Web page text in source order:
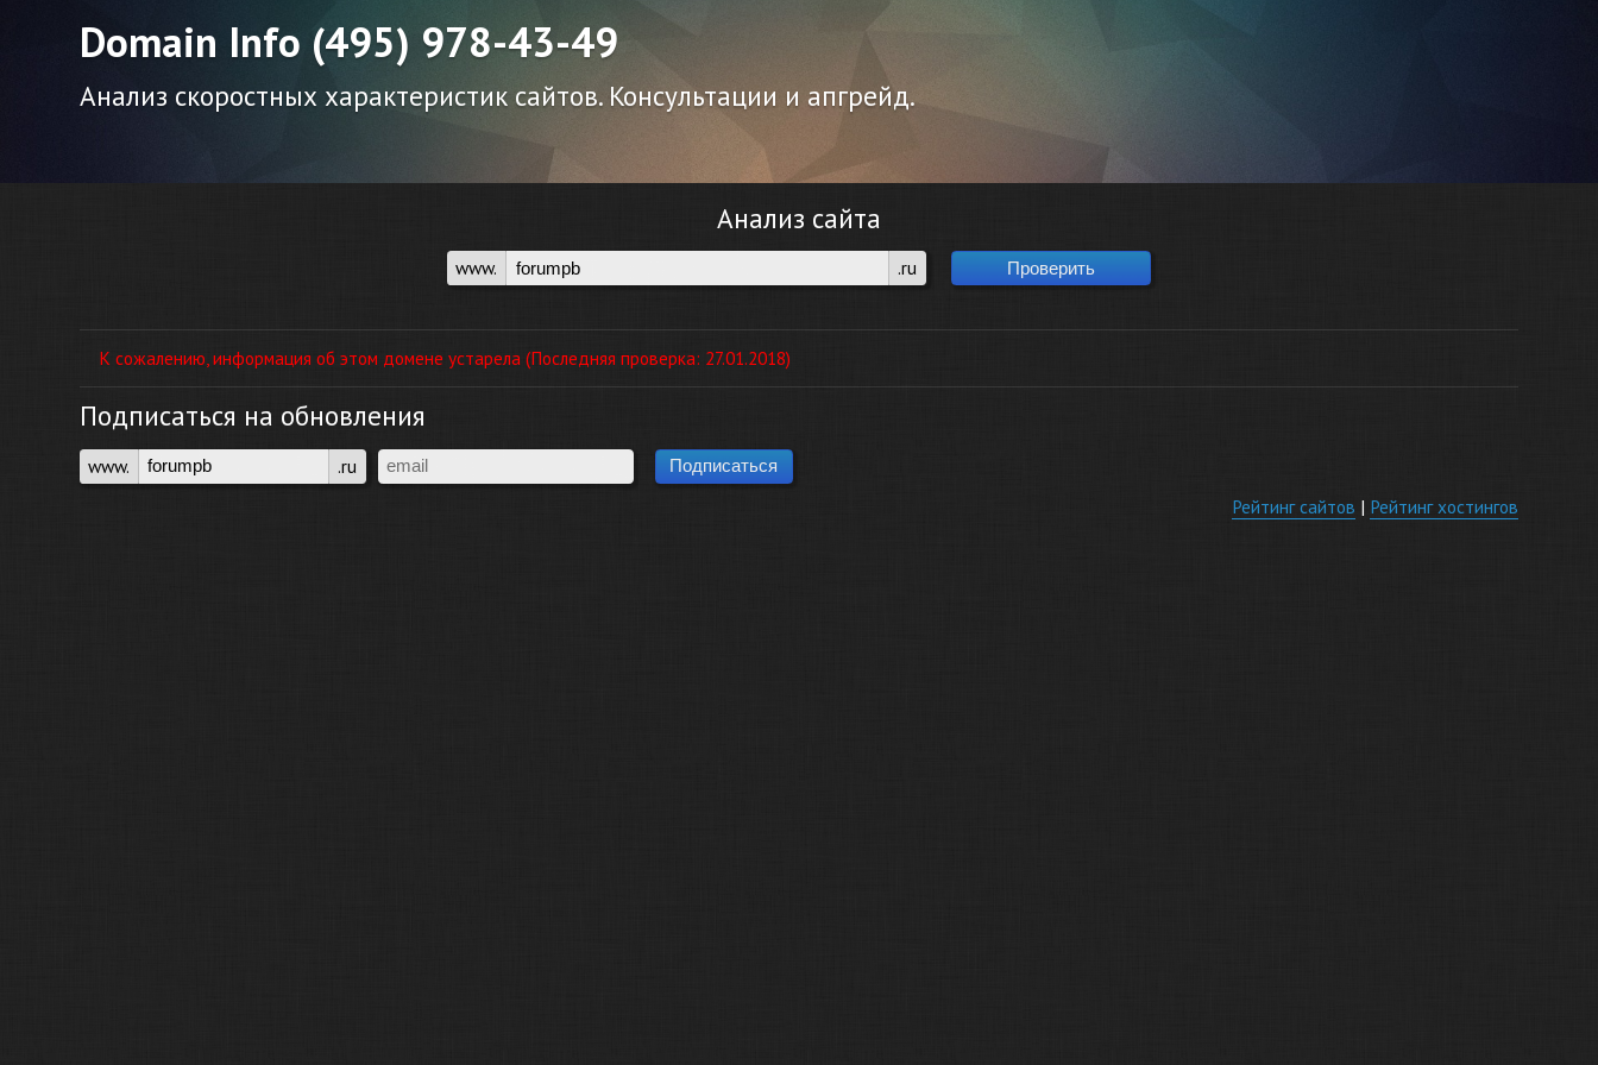
Domain Info (495) 978-43-49
Анализ скоростных характеристик сайтов. Консультации и апгрейд.
Анализ сайта
www. .ru
К сожалению, информация об этом домене устарела (Последняя проверка: 27.01.2018)
Подписаться на обновления
www.
.ru
Рейтинг сайтов | Рейтинг хостингов